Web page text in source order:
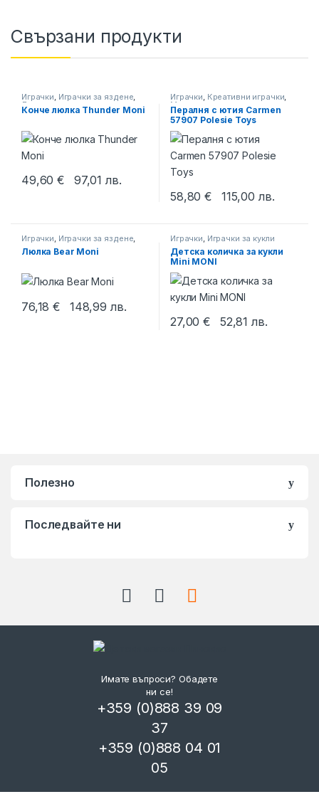
Свързани продукти
Играчки, Играчки за яздене,
Люлеещи се играчки
Конче люлка Thunder Moni
49,60€ 97,01лв.
Играчки, Креативни играчки,
Момичета
Пералня с ютия Carmen
57907 Polesie Toys
58,80€ 115,00лв.
Играчки, Играчки за яздене,
Люлеещи се играчки
Люлка Bear Moni
76,18€ 148,99 лв.
Играчки, Играчки за кукли
Детска количка за кукли
Mini MONI
27,00€ 52,81лв.
Полезно
Последвайте ни
Имате въпроси? Обадете
ни се!
+359 (0)888 39 09
37
+359 (0)888 04 01
05